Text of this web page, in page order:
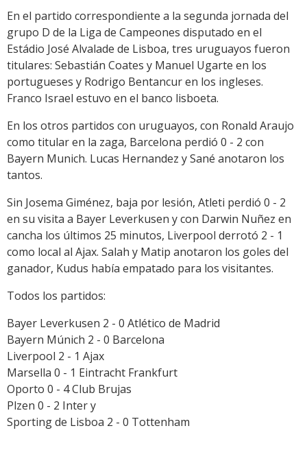
En el partido correspondiente a la segunda jornada del
grupo D de la Liga de Campeones disputado en el
Estádio José Alvalade de Lisboa, tres uruguayos fueron
titulares: Sebastián Coates y Manuel Ugarte en los
portugueses y Rodrigo Bentancur en los ingleses.
Franco Israel estuvo en el banco lisboeta.
En los otros partidos con uruguayos, con Ronald Araujo
como titular en la zaga, Barcelona perdió 0 - 2 con
Bayern Munich. Lucas Hernandez y Sané anotaron los
tantos.
Sin Josema Giménez, baja por lesión, Atleti perdió 0 - 2
en su visita a Bayer Leverkusen y con Darwin Nuñez en
cancha los últimos 25 minutos, Liverpool derrotó 2 - 1
como local al Ajax. Salah y Matip anotaron los goles del
ganador, Kudus había empatado para los visitantes.
Todos los partidos:
Bayer Leverkusen 2 - 0 Atlético de Madrid
Bayern Múnich 2 - 0 Barcelona
Liverpool 2 - 1 Ajax
Marsella 0 - 1 Eintracht Frankfurt
Oporto 0 - 4 Club Brujas
Plzen 0 - 2 Inter y
Sporting de Lisboa 2 - 0 Tottenham